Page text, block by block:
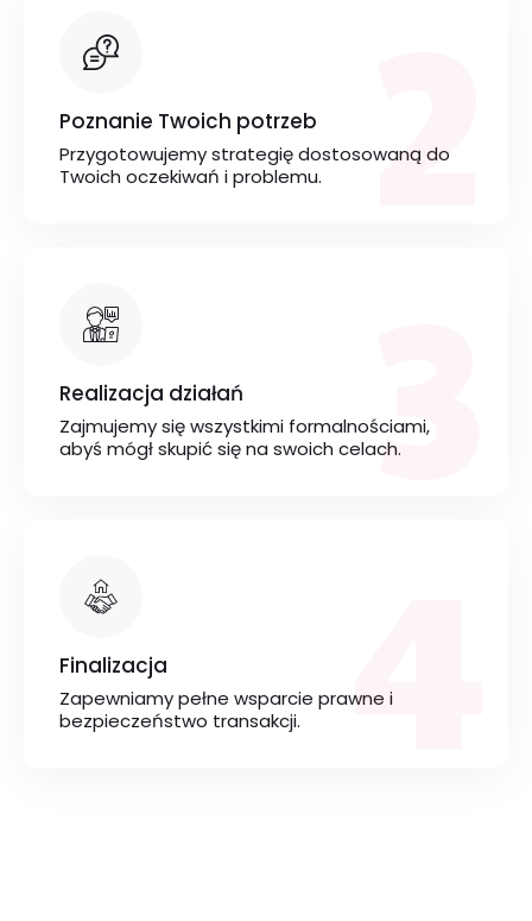
Poznanie Twoich potrzeb
Przygotowujemy strategię dostosowaną do
Twoich oczekiwań i problemu.
2
Realizacja działań
Zajmujemy się wszystkimi formalnościami,
abyś mógł skupić się na swoich celach.3
Finalizacja
Zapewniamy pełne wsparcie prawne i
bezpieczeństwo transakcji.
4